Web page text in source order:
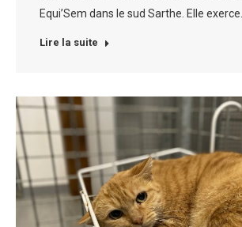
Equi’Sem dans le sud Sarthe. Elle exerce…
Lire la suite